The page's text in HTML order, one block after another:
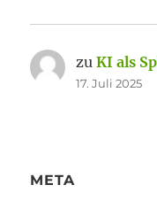
zuKI als
17. Juli 2025
META